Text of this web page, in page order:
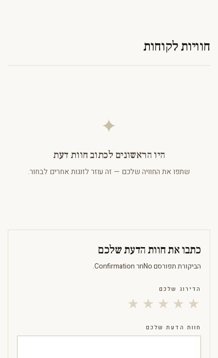
חוויות לקוחות
✦
היו הראשונים לכתוב חוות דעת
שתפו את החוויה שלכם — זה עוזר לזוגות אחרים לבחור.
כתבו את חוות הדעת שלכם
הביקורת תפורסם Noחר Confirmation.
הדירוג שלכם
★ ★ ★ ★ ★
חוות הדעת שלכם